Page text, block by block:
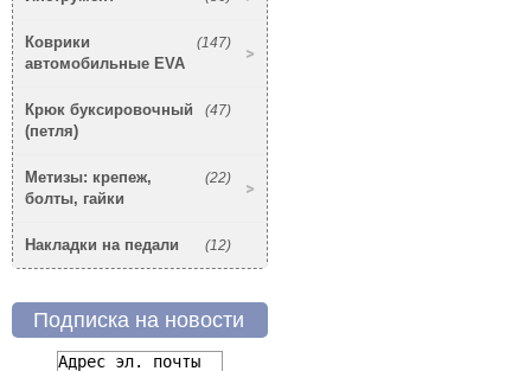
(147)
Коврики
автомобильные EVA
(47)
Крюк буксировочный
(петля)
(22)
Метизы: крепеж,
болты, гайки
(12)
Накладки на педали
Подписка на новости